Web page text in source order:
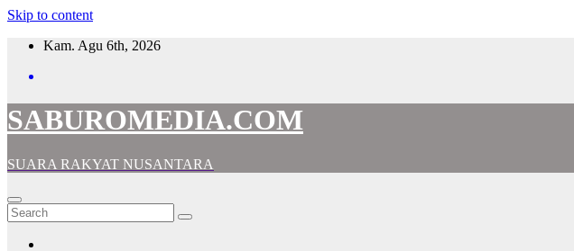
Skip to content
Kam. Agu 6th, 2026
SABUROMEDIA.COM
SUARA RAKYAT NUSANTARA